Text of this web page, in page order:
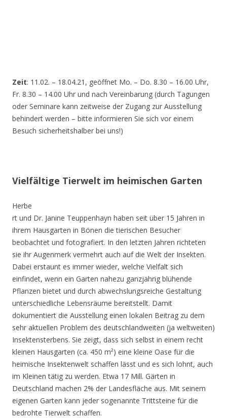
Zeit: 11.02. – 18.04.21, geöffnet Mo. – Do. 8.30 – 16.00 Uhr,
Fr. 8.30 – 14.00 Uhr und nach Vereinbarung (durch Tagungen
oder Seminare kann zeitweise der Zugang zur Ausstellung
behindert werden – bitte informieren Sie sich vor einem
Besuch sicherheitshalber bei uns!)
Vielfältige Tierwelt im heimischen Garten
Herbe
rt und Dr. Janine Teuppenhayn haben seit über 15 Jahren in
ihrem Hausgarten in Bönen die tierischen Besucher
beobachtet und fotografiert. In den letzten Jahren richteten
sie ihr Augenmerk vermehrt auch auf die Welt der Insekten.
Dabei erstaunt es immer wieder, welche Vielfalt sich
einfindet, wenn ein Garten nahezu ganzjährig blühende
Pflanzen bietet und durch abwechslungsreiche Gestaltung
unterschiedliche Lebensräume bereitstellt. Damit
dokumentiert die Ausstellung einen lokalen Beitrag zu dem
sehr aktuellen Problem des deutschlandweiten (ja weltweiten)
Insektensterbens. Sie zeigt, dass sich selbst in einem recht
kleinen Hausgarten (ca. 450 m²) eine kleine Oase für die
heimische Insektenwelt schaffen lässt und es sich lohnt, auch
im Kleinen tätig zu werden. Etwa 17 Mill. Gärten in
Deutschland machen 2% der Landesfläche aus. Mit seinem
eigenen Garten kann jeder sogenannte Trittsteine für die
bedrohte Tierwelt schaffen.